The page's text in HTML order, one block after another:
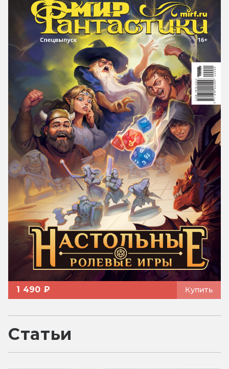
1 490 ₽ Купить
Статьи